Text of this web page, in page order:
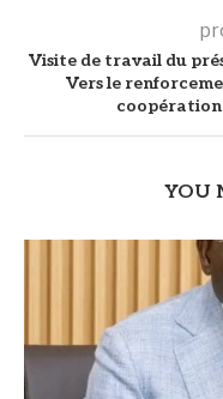
Visite de travail du
Vers le
YOU